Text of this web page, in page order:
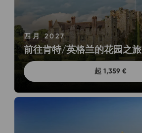
四月 2027
前往肯特/英格兰的花园之旅
起 1,359 €